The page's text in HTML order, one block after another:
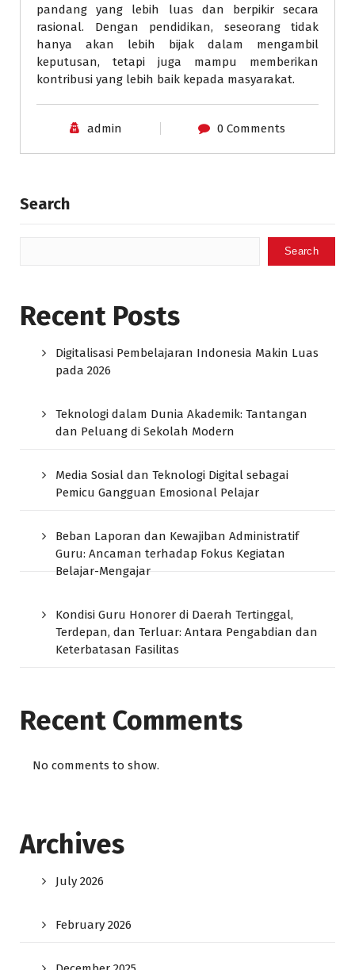
pandang yang lebih luas dan berpikir secara
rasional. Dengan pendidikan, seseorang tidak
hanya akan lebih bijak dalam mengambil
keputusan, tetapi juga mampu memberikan
kontribusi yang lebih baik kepada masyarakat.
admin 0 Comments
Search
Search
Recent Posts
Digitalisasi Pembelajaran Indonesia Makin Luas
pada 2026
Teknologi dalam Dunia Akademik: Tantangan
dan Peluang di Sekolah Modern
Media Sosial dan Teknologi Digital sebagai
Pemicu Gangguan Emosional Pelajar
Beban Laporan dan Kewajiban Administratif
Guru: Ancaman terhadap Fokus Kegiatan
Belajar-Mengajar
Kondisi Guru Honorer di Daerah Tertinggal,
Terdepan, dan Terluar: Antara Pengabdian dan
Keterbatasan Fasilitas
Recent Comments
No comments to show.
Archives
July 2026
February 2026